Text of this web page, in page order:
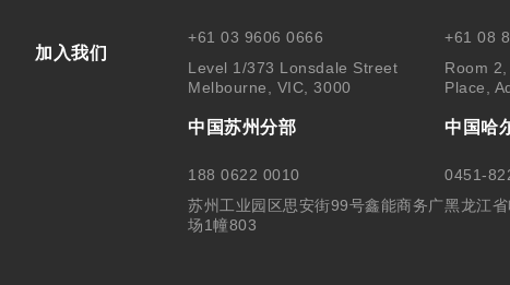
加入我们
+61 03 9606 0666
Level 1/373 Lonsdale Street
Melbourne, VIC, 3000
+61 08
Room
Place,
中国苏州分部
188 0622 0010
苏州工业园区思安街99号鑫能商务广
场1幢803
中国哈
0451-
黑龙江